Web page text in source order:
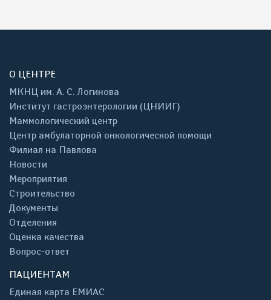
О ЦЕНТРЕ
МКНЦ им. А. С. Логинова
Институт гастроэнтерологии (ЦНИИГ)
Маммологический центр
Центр амбулаторной онкологической помощи
Филиал на Павлова
Новости
Мероприятия
Строительство
Документы
Отделения
Оценка качества
Вопрос-ответ
ПАЦИЕНТАМ
Единая карта ЕМИАС